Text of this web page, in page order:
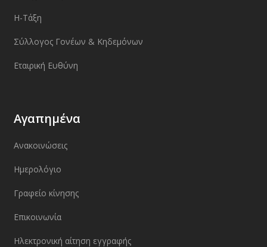
Η-Τάξη
Σύλλογος Γονέων & Κηδεμόνων
Εταιρική Ευθύνη
Αγαπημένα
Ανακοινώσεις
Ημερολόγιο
Γραφείο κίνησης
Επικοινωνία
Ηλεκτρονική αίτηση εγγραφής